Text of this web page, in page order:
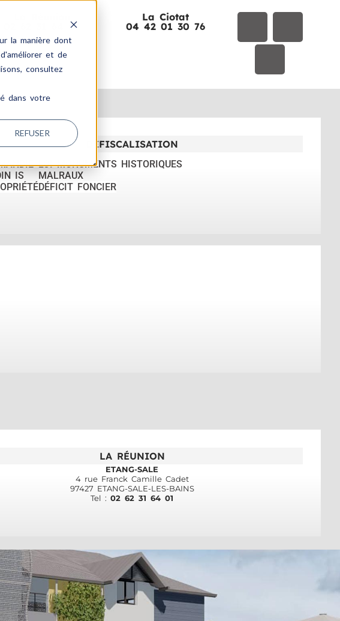
la manière dont
et de
consultez
dans votre
REFUSER
02 62 31 64 01
La Ciotat
04 42 01 30 76
DÉFISCALISATION
IS
LOI MONUMENTS HISTORIQUES
MALRAUX
DÉFICIT FONCIER
LA RÉUNION
ETANG-SALE
4 rue Franck Camille Cadet
97427 ETANG-SALE-LES-BAINS
Tel : 02 62 31 64 01